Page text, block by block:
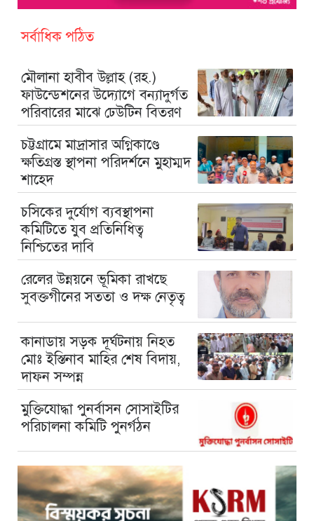
সর্বাধিক পঠিত
মৌলানা হাবীব উল্লাহ (রহ.)
ফাউন্ডেশনের উদ্যোগে বন্যাদুর্গত
পরিবারের মাঝে ঢেউটিন বিতরণ
চট্টগ্রামে মাদ্রাসার অগ্নিকাণ্ডে
ক্ষতিগ্রস্ত স্থাপনা পরিদর্শনে মুহাম্মদ
শাহেদ
চসিকের দুর্যোগ ব্যবস্থাপনা
কমিটিতে যুব প্রতিনিধিত্ব
নিশ্চিতের দাবি
রেলের উন্নয়নে ভূমিকা রাখছে
সুবক্তগীনের সততা ও দক্ষ নেতৃত্ব
কানাডায় সড়ক দূর্ঘটনায় নিহত
মোঃ ইস্তিনাব মাহির শেষ বিদায়,
দাফন সম্পন্ন
মুক্তিযোদ্ধা পুনর্বাসন সোসাইটির
পরিচালনা কমিটি পুনর্গঠন